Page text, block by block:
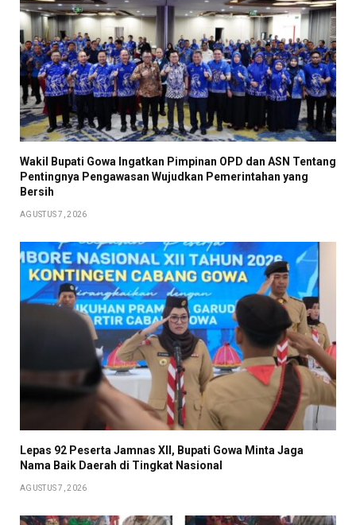
Wakil Bupati Gowa Ingatkan Pimpinan OPD dan ASN Tentang
Pentingnya Pengawasan Wujudkan Pemerintahan yang
Bersih
AGUSTUS 7, 2026
Lepas 92 Peserta Jamnas XII, Bupati Gowa Minta Jaga
Nama Baik Daerah di Tingkat Nasional
AGUSTUS 7, 2026